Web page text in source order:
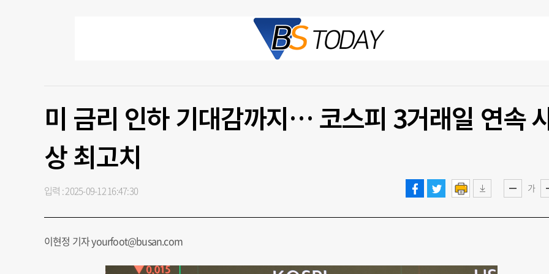
미 금리 인하 기대감까지… 코스피 3거래일 연속
상 최고치
가
입력 : 2025-09-12 16:47:30
이현정 기자 yourfoot@busan.com